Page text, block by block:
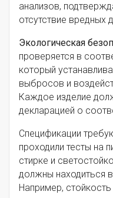
анализов,
отсутствие вредных
Экологическая
проверяется в
который
выбросов и
Каждое изделие
декларацией о
Спецификации
проходили тесты на
стирке и
должны находиться
Например,